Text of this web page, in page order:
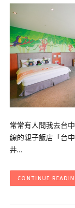
常常有人問我去台
線的親子飯店「台
井…
CONTINUE